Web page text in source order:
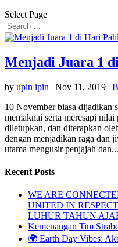
Select Page
Menjadi Juara 1
by upin ipin | Nov 11, 2019 |
10 November biasa dijadikan
memaknai serta meresapi
diletupkan, dan diterapkan
dengan menjadikan raga dan
utama mengusir penjajah dan...
Recent Posts
WE ARE
UNITED IN
LUHUR TAHUN
Kemenangan Tim
🌍 Earth Day Vibes: